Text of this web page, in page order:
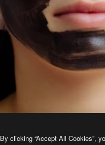
By clicking “Accept All Cookies”,